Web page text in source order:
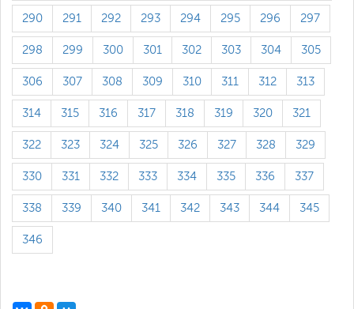
290 291 292 293 294 295 296 297
298 299 300 301 302 303 304 305
306 307 308 309 310 311 312 313
314 315 316 317 318 319 320 321
322 323 324 325 326 327 328 329
330 331 332 333 334 335 336 337
338 339 340 341 342 343 344 345
346